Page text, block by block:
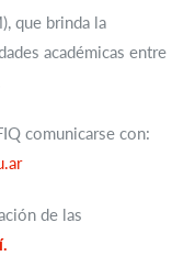
que brinda la
académicas entre
comunicarse con:
de las